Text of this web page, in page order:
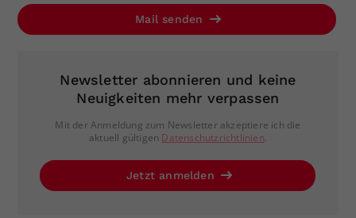
Mail senden
Newsletter abonnieren und keine
Neuigkeiten mehr verpassen
Mit der Anmeldung zum Newsletter akzeptiere ich die
aktuell gültigen Datenschutzrichtlinien.
Jetzt anmelden